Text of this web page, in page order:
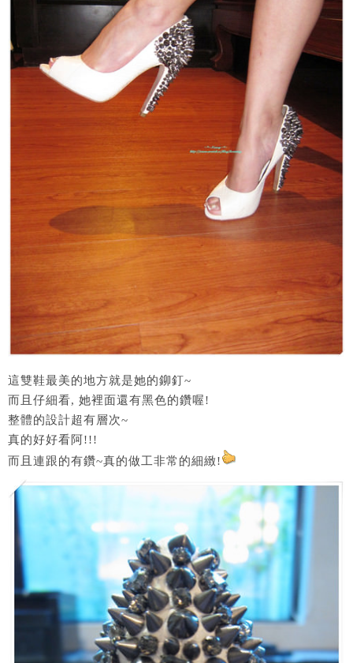
這雙鞋最美的地方就是她的鉚釘~
而且仔細看, 她裡面還有黑色的鑽喔!
整體的設計超有層次~
真的好好看阿!!!
而且連跟的有鑽~真的做工非常的細緻!